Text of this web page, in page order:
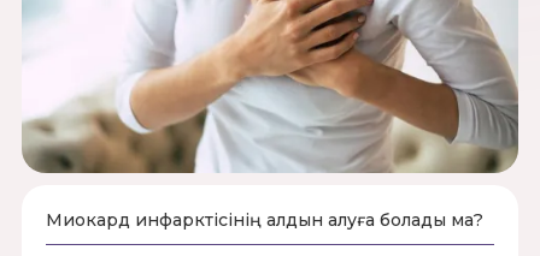
Миокард инфарктісінің алдын алуға болады ма?